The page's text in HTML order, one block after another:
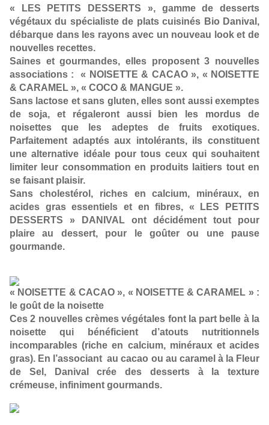
« LES PETITS DESSERTS », gamme de desserts
végétaux du spécialiste de plats cuisinés Bio Danival,
débarque dans les rayons avec un nouveau look et de
nouvelles recettes.
Saines et gourmandes, elles proposent 3 nouvelles
associations : « NOISETTE & CACAO », « NOISETTE
& CARAMEL », « COCO & MANGUE ».
Sans lactose et sans gluten, elles sont aussi exemptes
de soja, et régaleront aussi bien les mordus de
noisettes que les adeptes de fruits exotiques.
Parfaitement adaptés aux intolérants, ils constituent
une alternative idéale pour tous ceux qui souhaitent
limiter leur consommation en produits laitiers tout en
se faisant plaisir.
Sans cholestérol, riches en calcium, minéraux, en
acides gras essentiels et en fibres, « LES PETITS
DESSERTS » DANIVAL ont décidément tout pour
plaire au dessert, pour le goûter ou une pause
gourmande.
« NOISETTE & CACAO », « NOISETTE & CARAMEL » :
le goût de la noisette
Ces 2 nouvelles crèmes végétales font la part belle à la
noisette qui bénéficient d’atouts nutritionnels
incomparables (riche en calcium, minéraux et acides
gras). En l’associant au cacao ou au caramel à la Fleur
de Sel, Danival crée des desserts à la texture
crémeuse, infiniment gourmands.